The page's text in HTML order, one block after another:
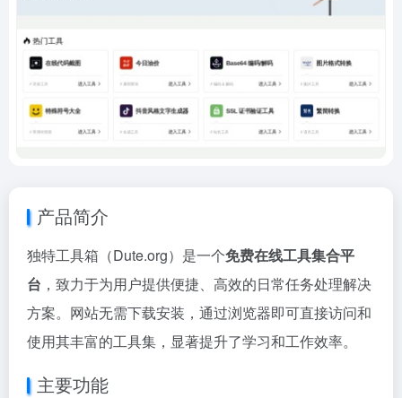
产品简介
独特工具箱（Dute.org）是一个免费在线工具集合平
台 ，致力于为用户提供便捷、高效的日常任务处理解决
方案。网站无需下载安装，通过浏览器即可直接访问和
使用其丰富的工具集，显著提升了学习和工作效率。
主要功能